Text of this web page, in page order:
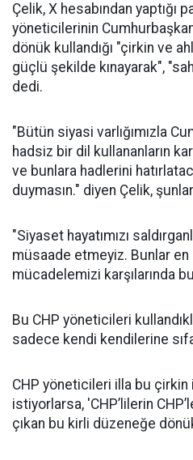
Çelik, X hesabından yaptığı
yöneticilerinin
dönük kullandığı "çirkin ve
güçlü şekilde kınayarak",
dedi.
"Bütün siyasi varlığımızla
hadsiz bir dil kullananların
ve bunlara hadlerini
duymasın." diyen Çelik,
"Siyaset hayatımızı
müsaade etmeyiz. Bunlar
mücadelemizi karşılarında
Bu CHP yöneticileri
sadece kendi kendilerine
CHP yöneticileri illa bu
istiyorlarsa, 'CHP’lilerin
çıkan bu kirli düzeneğe